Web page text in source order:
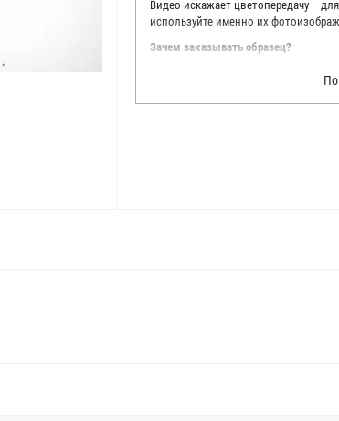
Видео искажает цветопередачу –
используйте именно их
Зачем заказывать образец?
Мы делаем все возможное, чтобы
Мы осматриваем и фотографируем
находить только правильные